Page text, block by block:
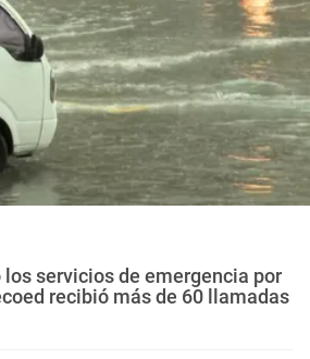
servicios de emergencia por
recibió más de 60 llamadas